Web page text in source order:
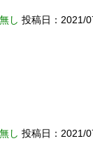
し 投稿日：2021/
し 投稿日：2021/